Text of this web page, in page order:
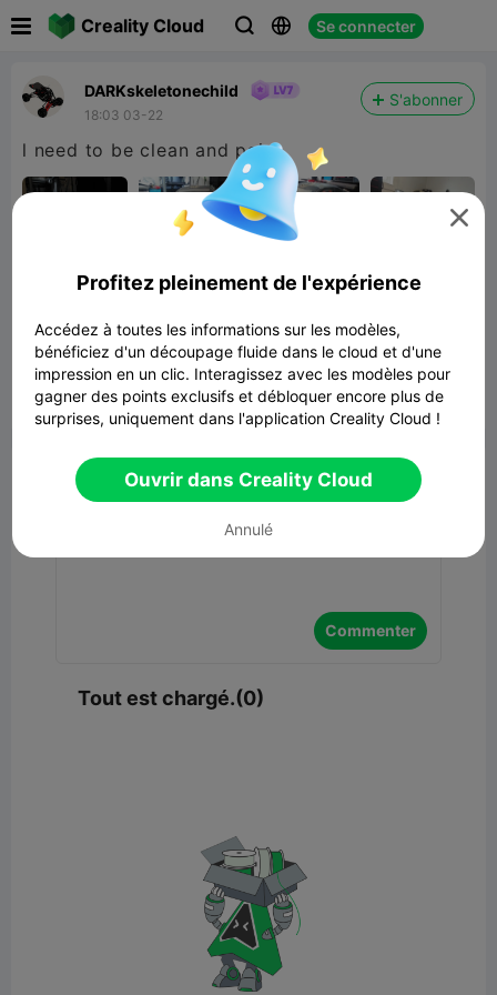
Creality Cloud   Se connecter
DARKskeletonechild
18:03 03-22
S'abonner
l need to be clean and paint
PROTO36 RC Car Chassis
51.95MB Lier un modèle
 Signaler 6 
Commentaires
Commenter
Tout est chargé.(0)

Profitez pleinement de l'expérience
Accédez à toutes les informations sur les modèles,
bénéficiez d'un découpage fluide dans le cloud et d'une
impression en un clic. Interagissez avec les modèles pour
gagner des points exclusifs et débloquer encore plus de
surprises, uniquement dans l'application Creality Cloud !
Ouvrir dans Creality Cloud
Annulé